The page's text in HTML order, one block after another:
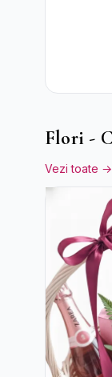
Flori -
Vezi toate →